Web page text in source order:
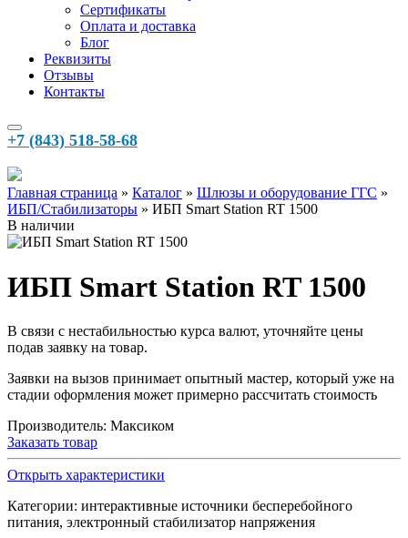
Сертификаты
Оплата и доставка
Блог
Реквизиты
Отзывы
Контакты
+7 (843) 518-58-68
Главная страница »‎ Каталог »‎ Шлюзы и оборудование ГГС »‎
ИБП/Стабилизаторы »‎ ИБП Smart Station RT 1500
В наличии
ИБП Smart Station RT 1500
В связи с нестабильностью курса валют, уточняйте цены
подав заявку на товар.
Заявки на вызов принимает опытный мастер, который уже на
стадии оформления может примерно рассчитать стоимость
Производитель: Максиком
Заказать товар
Открыть характеристики
Категории: интерактивные источники бесперебойного
питания, электронный стабилизатор напряжения